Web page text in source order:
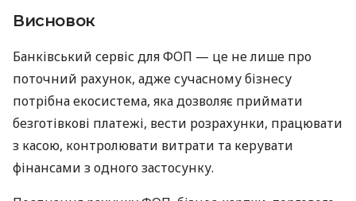
Висновок
Банківський сервіс для ФОП — це не лише про
поточний рахунок, адже сучасному бізнесу
потрібна екосистема, яка дозволяє приймати
безготівкові платежі, вести розрахунки, працювати
з касою, контролювати витрати та керувати
фінансами з одного застосунку.